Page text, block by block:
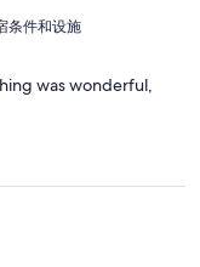
条件和设施
was wonderful,